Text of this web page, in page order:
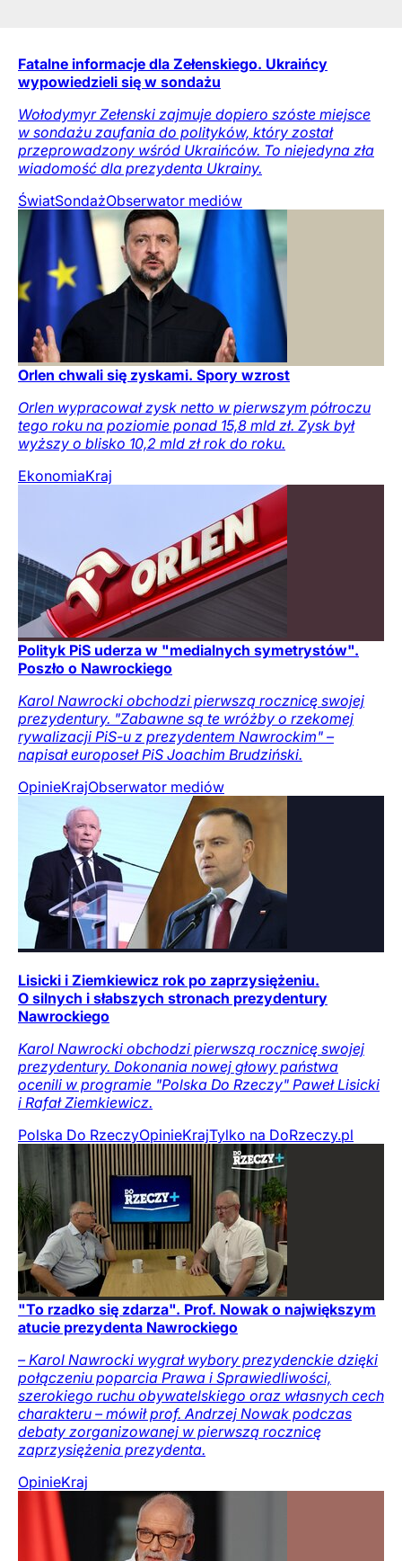
Fatalne informacje dla Zełenskiego. Ukraińcy
wypowiedzieli się w sondażu
Wołodymyr Zełenski zajmuje dopiero szóste miejsce
w sondażu zaufania do polityków, który został
przeprowadzony wśród Ukraińców. To niejedyna zła
wiadomość dla prezydenta Ukrainy.
ŚwiatSondażObserwator mediów
Orlen chwali się zyskami. Spory wzrost
Orlen wypracował zysk netto w pierwszym półroczu
tego roku na poziomie ponad 15,8 mld zł. Zysk był
wyższy o blisko 10,2 mld zł rok do roku.
EkonomiaKraj
Polityk PiS uderza w "medialnych symetrystów".
Poszło o Nawrockiego
Karol Nawrocki obchodzi pierwszą rocznicę swojej
prezydentury. "Zabawne są te wróżby o rzekomej
rywalizacji PiS-u z prezydentem Nawrockim" –
napisał europoseł PiS Joachim Brudziński.
OpinieKrajObserwator mediów
Lisicki i Ziemkiewicz rok po zaprzysiężeniu.
O silnych i słabszych stronach prezydentury
Nawrockiego
Karol Nawrocki obchodzi pierwszą rocznicę swojej
prezydentury. Dokonania nowej głowy państwa
ocenili w programie "Polska Do Rzeczy" Paweł Lisicki
i Rafał Ziemkiewicz.
Polska Do RzeczyOpinieKrajTylko na DoRzeczy.pl
"To rzadko się zdarza". Prof. Nowak o największym
atucie prezydenta Nawrockiego
– Karol Nawrocki wygrał wybory prezydenckie dzięki
połączeniu poparcia Prawa i Sprawiedliwości,
szerokiego ruchu obywatelskiego oraz własnych cech
charakteru – mówił prof. Andrzej Nowak podczas
debaty zorganizowanej w pierwszą rocznicę
zaprzysiężenia prezydenta.
OpinieKraj